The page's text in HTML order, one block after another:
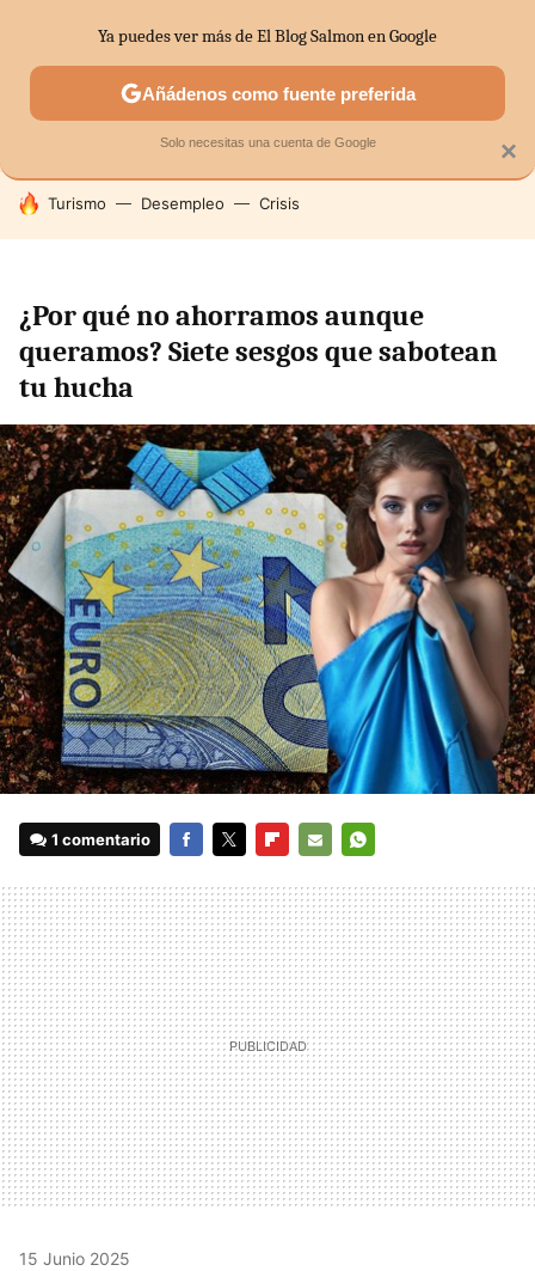
SECTORES ECONOMÍA DOMÉSTICA MERCADOS
HOY SE HABLA DE
Turismo Desempleo Crisis
¿Por qué no ahorramos aunque
queramos? Siete sesgos que sabotean
tu hucha
1 comentario
MAIL
15 Junio 2025
×
Ya puedes ver más de El Blog Salmon en Google
Añádenos como fuente preferida
Solo necesitas una cuenta de Google